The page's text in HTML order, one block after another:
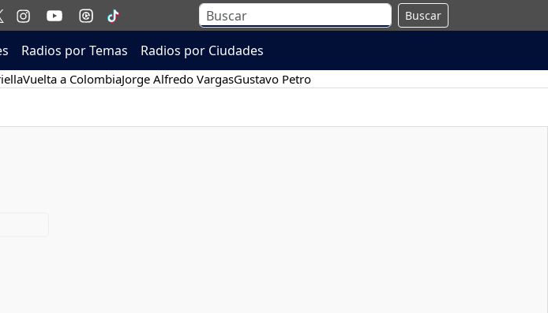
Buscar
Radios por Temas Radios por Ciudades
Vuelta a ColombiaJorge Alfredo VargasGustavo Petro